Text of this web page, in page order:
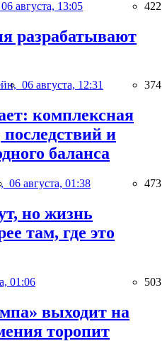
06 августа, 13:05 422
разрабатывают
06 августа, 12:31 374
комплексная
и
баланса
06 августа, 01:38 473
но жизнь
там, где это
01:06 503
выходит на
торопит